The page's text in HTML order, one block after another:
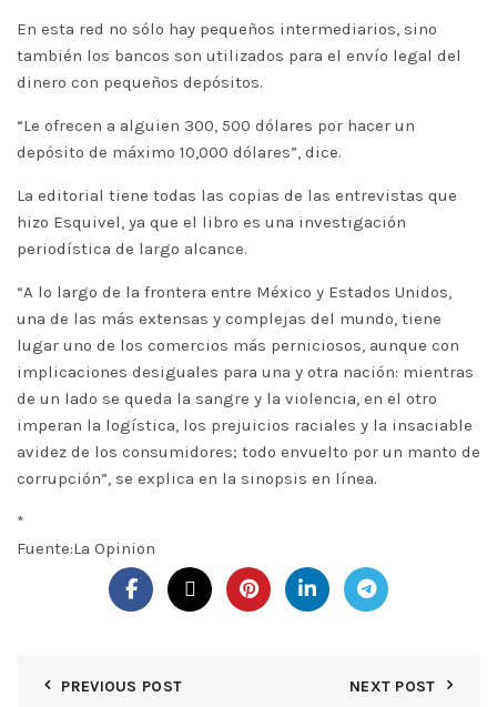
En esta red no sólo hay pequeños intermediarios, sino
también los bancos son utilizados para el envío legal del
dinero con pequeños depósitos.
“Le ofrecen a alguien 300, 500 dólares por hacer un
depósito de máximo 10,000 dólares”, dice.
La editorial tiene todas las copias de las entrevistas que
hizo Esquivel, ya que el libro es una investigación
periodística de largo alcance.
“A lo largo de la frontera entre México y Estados Unidos,
una de las más extensas y complejas del mundo, tiene
lugar uno de los comercios más perniciosos, aunque con
implicaciones desiguales para una y otra nación: mientras
de un lado se queda la sangre y la violencia, en el otro
imperan la logística, los prejuicios raciales y la insaciable
avidez de los consumidores; todo envuelto por un manto de
corrupción”, se explica en la sinopsis en línea.
*
Fuente:La Opinion
PREVIOUS POST NEXT POST